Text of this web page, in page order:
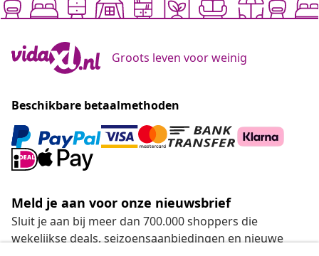
Groots leven voor weinig
Beschikbare betaalmethoden
Meld je aan voor onze nieuwsbrief
Sluit je aan bij meer dan 700.000 shoppers die
wekelijkse deals, seizoensaanbiedingen en nieuwe